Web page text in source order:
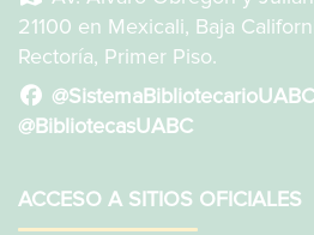
21100 en Mexicali, Baja
Rectoría, Primer Piso.
@SistemaBibliotecarioUABC
@BibliotecasUABC
ACCESO A SITIOS OFICIALES